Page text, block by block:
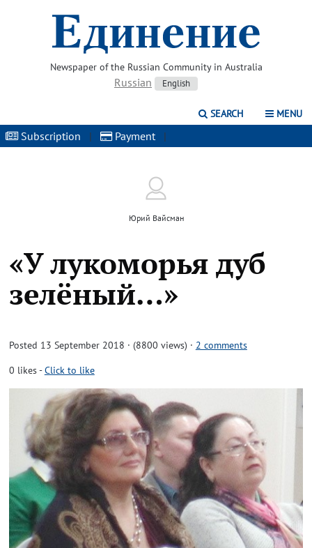
Newspaper of the Russian Community in Australia
Russian English
SEARCH MENU
Subscription | Payment |
Юрий Вайсман
«У лукоморья дуб
зелёный…»
Posted 13 September 2018 · (8800 views) · 2 comments
0 likes-Click to like